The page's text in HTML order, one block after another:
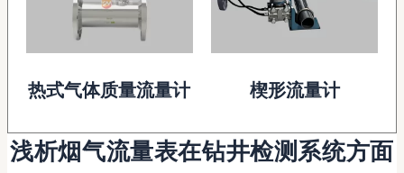
热式气体质量流量计 楔形流量计
浅析烟气流量表在钻井检测系统方面